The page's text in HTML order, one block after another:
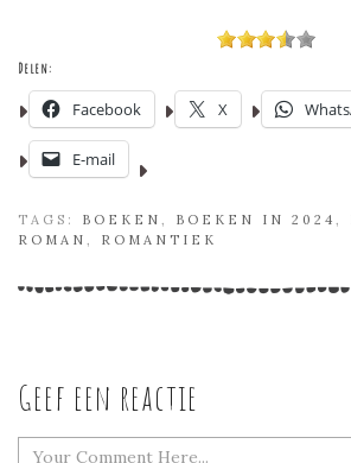
Delen:
Facebook X
E-mail
TAGS: BOEKEN , BOEKEN IN 2024 ,
ROMAN , ROMANTIEK
Geef een reactie